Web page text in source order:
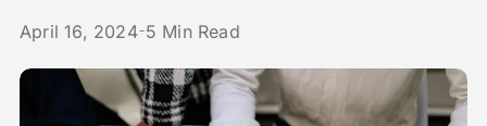
April 16, 2024 5 Min Read